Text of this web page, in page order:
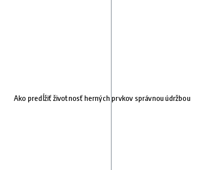
Ako predĺžiť životnosť herných prvkov správnou údržbou